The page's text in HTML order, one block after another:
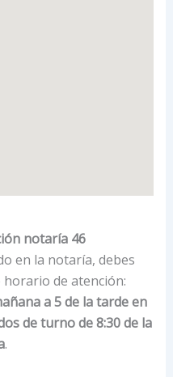
notaría 46
en la notaría, debes
de atención:
a 5 de la tarde en
de turno de 8:30 de la
.